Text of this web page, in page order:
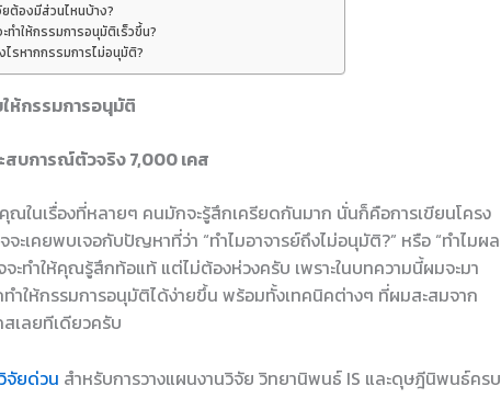
ยต้องมีส่วนไหนบ้าง?
ทำให้กรรมการอนุมัติเร็วขึ้น?
ไรหากกรรมการไม่อนุมัติ?
ห้กรรมการอนุมัติ
สบการณ์ตัวจริง 7,000 เคส
นเรื่องที่หลายๆ คนมักจะรู้สึกเครียดกันมาก นั่นก็คือการเขียนโครง
ะเคยพบเจอกับปัญหาที่ว่า “ทำไมอาจารย์ถึงไม่อนุมัติ?” หรือ “ทำไมผล
ะทำให้คุณรู้สึกท้อแท้ แต่ไม่ต้องห่วงครับ เพราะในบทความนี้ผมจะมา
ำให้กรรมการอนุมัติได้ง่ายขึ้น พร้อมทั้งเทคนิคต่างๆ ที่ผมสะสมจาก
เลยทีเดียวครับ
จัยด่วน สำหรับการวางแผนงานวิจัย วิทยานิพนธ์ IS และดุษฎีนิพนธ์ครบ